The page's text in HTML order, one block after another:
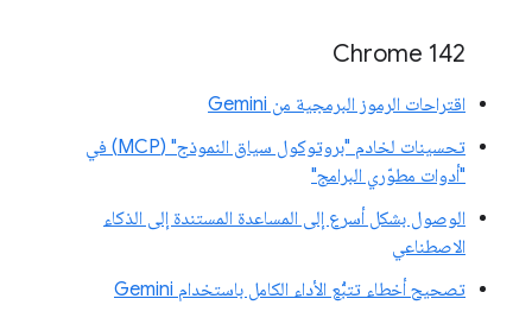
Chrome 142
اقتراحات الرموز البرمجية من Gemini
تحسينات لخادم "بروتوكول سياق النموذج" (MCP) في
"أدوات مطوّري البرامج"
الوصول بشكل أسرع إلى المساعدة المستندة إلى الذكاء
الاصطناعي
تصحيح أخطاء تتبُّع الأداء الكامل باستخدام Gemini